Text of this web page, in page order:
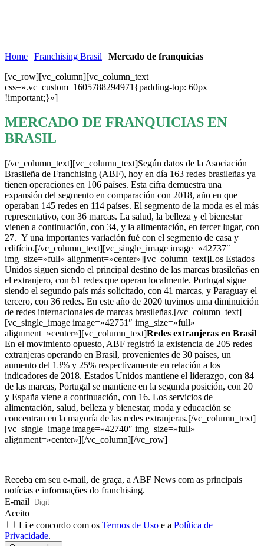
Home | Franchising Brasil | Mercado de franquicias
[vc_row][vc_column][vc_column_text
css=».vc_custom_1605788294971{padding-top: 60px
!important;}»]
MERCADO DE FRANQUICIAS EN
BRASIL
[/vc_column_text][vc_column_text]Según datos de la Asociación
Brasileña de Franchising (ABF), hoy en día 163 redes brasileñas ya
tienen operaciones en 106 países. Esta cifra demuestra una
expansión del segmento en comparación con 2018, año en que
operaban 145 redes en 114 países. El segmento de la moda es el más
representativo, con 36 marcas. La salud, la belleza y el bienestar
vienen a continuación, con 34, y la alimentación, en tercer lugar, con
27. Y una importantes variación fué con el segmento de casa y
edifício.[/vc_column_text][vc_single_image image=»42737″
img_size=»full» alignment=»center»][vc_column_text]Los Estados
Unidos siguen siendo el principal destino de las marcas brasileñas en
el extranjero, con 61 redes que operan localmente. Portugal sigue
siendo el segundo país más solicitado, con 41 marcas, y Paraguay el
tercero, con 36 redes. En este año de 2020 tuvimos uma diminuición
de redes internacionales de marcas brasileñas.[/vc_column_text]
[vc_single_image image=»42751″ img_size=»full»
alignment=»center»][vc_column_text]Redes extranjeras en Brasil
En el movimiento opuesto, ABF registró la existencia de 205 redes
extranjeras operando en Brasil, provenientes de 30 países, un
aumento del 13% y 25% respectivamente en relación a los
indicadores de 2018. Estados Unidos mantiene el liderazgo, con 84
de las marcas, Portugal se mantiene en la segunda posición, con 20
y España viene a continuación, con 16. Los servicios de
alimentación, salud, belleza y bienestar, moda y educación se
concentran en la mayoría de las redes extranjeras.[/vc_column_text]
[vc_single_image image=»42740″ img_size=»full»
alignment=»center»][/vc_column][/vc_row]
Receba em seu e-mail, de graça, a ABF News com as principais
notícias e informações do franchising.
E-mail
Aceito
Li e concordo com os Termos de Uso e a Política de
Privacidade.